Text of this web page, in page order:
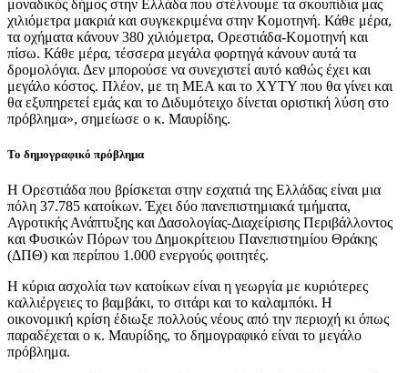
μοναδικός δήμος στην Ελλάδα που στέλνουμε τα σκουπίδια μας
χιλιόμετρα μακριά και συγκεκριμένα στην Κομοτηνή. Κάθε μέρα,
τα οχήματα κάνουν 380 χιλιόμετρα, Ορεστιάδα-Κομοτηνή και
πίσω. Κάθε μέρα, τέσσερα μεγάλα φορτηγά κάνουν αυτά τα
δρομολόγια. Δεν μπορούσε να συνεχιστεί αυτό καθώς έχει και
μεγάλο κόστος. Πλέον, με τη ΜΕΑ και το ΧΥΤΥ που θα γίνει και
θα εξυπηρετεί εμάς και το Διδυμότειχο δίνεται οριστική λύση στο
πρόβλημα», σημείωσε ο κ. Μαυρίδης.
Το δημογραφικό πρόβλημα
Η Ορεστιάδα που βρίσκεται στην εσχατιά της Ελλάδας είναι μια
πόλη 37.785 κατοίκων. Έχει δύο πανεπιστημιακά τμήματα,
Αγροτικής Ανάπτυξης και Δασολογίας-Διαχείρισης Περιβάλλοντος
και Φυσικών Πόρων του Δημοκρίτειου Πανεπιστημίου Θράκης
(ΔΠΘ) και περίπου 1.000 ενεργούς φοιτητές.
Η κύρια ασχολία των κατοίκων είναι η γεωργία με κυριότερες
καλλιέργειες το βαμβάκι, το σιτάρι και το καλαμπόκι. Η
οικονομική κρίση έδιωξε πολλούς νέους από την περιοχή κι όπως
παραδέχεται ο κ. Μαυρίδης, το δημογραφικό είναι το μεγάλο
πρόβλημα.